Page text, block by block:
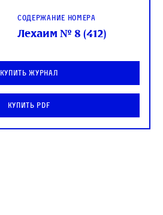
Содержание номера
Лехаим № 8 (412)
Купить журнал
Купить PDF